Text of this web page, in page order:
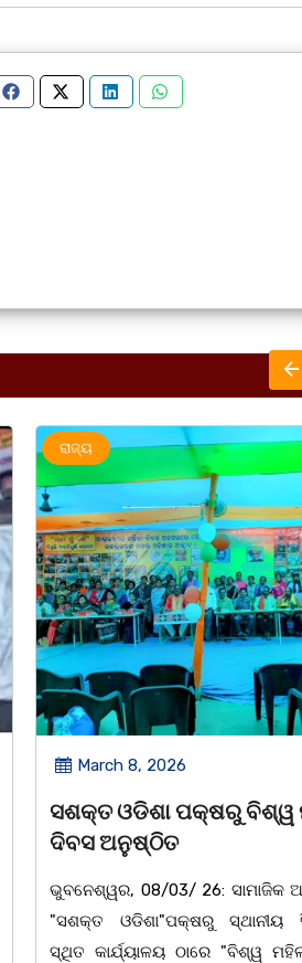
ରାଜ୍ୟ
March 8, 2026
ଆନ୍ତର୍ଜାତୀୟ ମହିଳା ଦିବସ
ଉପଲକ୍ଷେ ନାଟକ ‘ଖାଣ୍ଟି ସୁନା’
ଚିଲିକା: ଆନ୍ତର୍ଜାତୀୟ ମହିଳା
ଅବସରରେ ବାଲୁଗାଁସ୍ଥିତ ମା'
ନିକେତନ ର ଓଡ଼ିଆ ଅସ୍ମିତା ଉପରେ